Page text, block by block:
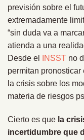
previsión sobre el
extremadamente
“sin duda va a
atienda a una
Desde el
INSST no
permitan
la crisis sobre los
materia de riesgos
Cierto es que la
incertidumbre que